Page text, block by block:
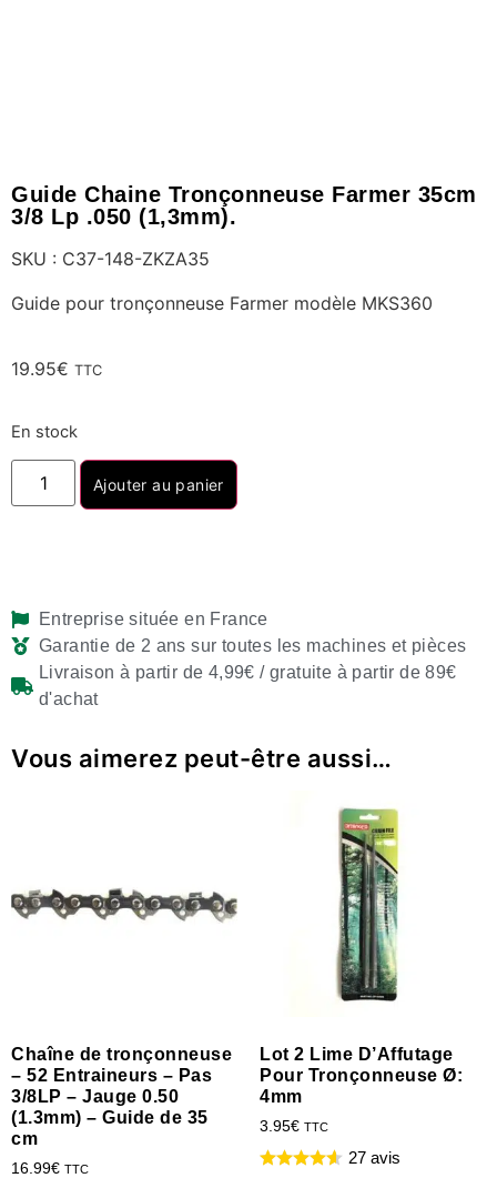
Guide Chaine Tronçonneuse Farmer 35cm
3/8 Lp .050 (1,3mm).
SKU : C37-148-ZKZA35
Guide pour tronçonneuse Farmer modèle MKS360
19.95€ TTC
En stock
Ajouter au panier
Entreprise située en France
Garantie de 2 ans sur toutes les machines et pièces
Livraison à partir de 4,99€ / gratuite à partir de 89€
d'achat
Vous aimerez peut-être aussi…
Chaîne de tronçonneuse
– 52 Entraineurs – Pas
3/8LP – Jauge 0.50
(1.3mm) – Guide de 35
cm
16.99€ TTC
Lot 2 Lime D’Affutage
Pour Tronçonneuse Ø:
4mm
3.95€ TTC
27 avis